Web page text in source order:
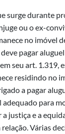
surge durante
ou o ex-
no imóvel
pagar
seu art. 1.319,
residindo no
a pagar
para
justiça e a
Várias